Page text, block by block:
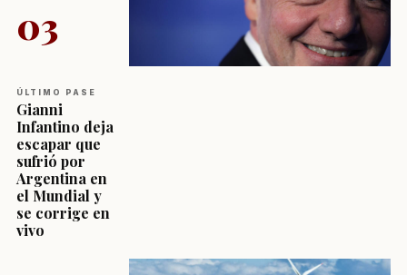
03
ÚLTIMO PASE
Gianni
Infantino deja
escapar que
sufrió por
Argentina en
el Mundial y
se corrige en
vivo